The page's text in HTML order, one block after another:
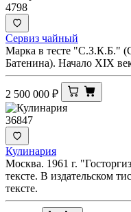
4798
Сервиз чайный
Марка в тесте "С.З.К.Б."
Батенина). Начало XIX
2 500 000 ₽
36847
Кулинария
Москва. 1961 г.
тексте. В издательском
тексте.